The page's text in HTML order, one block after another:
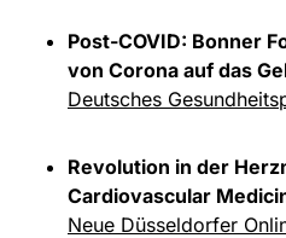
Post-COVID: Bonner
von Corona auf das
Deutsches
Revolution in der
Cardiovascular
Neue Düsseldorfer